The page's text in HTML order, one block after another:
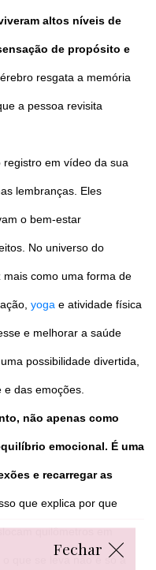
altos níveis de
de propósito e
resgata a memória
a pessoa revisita
registro em vídeo da sua
lembranças. Eles
o bem-estar
No universo do
mais como uma forma de
yoga e atividade física
e melhorar a saúde
possibilidade divertida,
das emoções.
não apenas como
emocional. É uma
e recarregar as
que explica por que
quilômetros em
que se leva não é só a
Fechar